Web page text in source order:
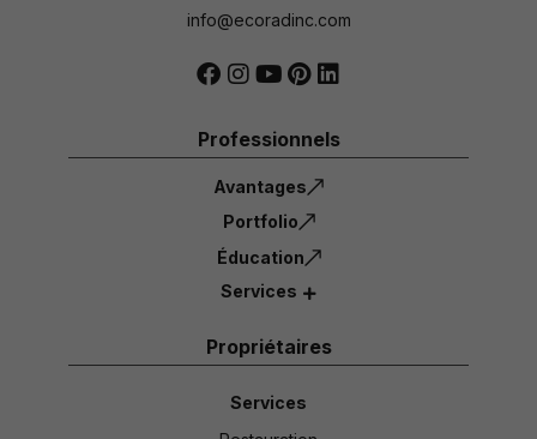
info@ecoradinc.com
Professionnels
Avantages
Portfolio
Éducation
Services
Propriétaires
Services